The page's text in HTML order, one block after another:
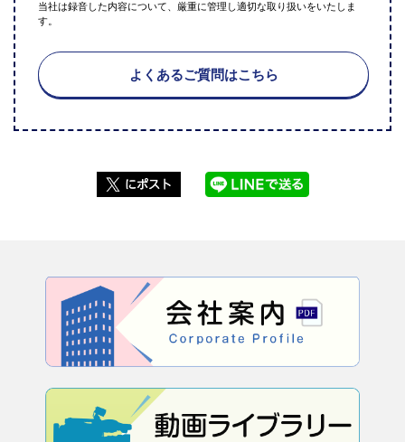
当社は録音した内容について、厳重に管理し適切な取り扱いをいたしま
す。
よくあるご質問はこちら